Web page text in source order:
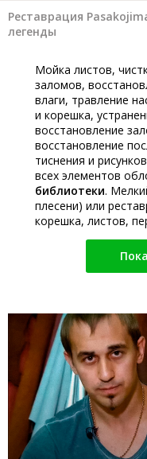
Реставрация
легенды
Мойка листов,
заломов,
влаги, травление
и корешка,
восстановление
восстановление
тиснения и
всех элементов
библиотеки.
плесени) или
корешка, листов,